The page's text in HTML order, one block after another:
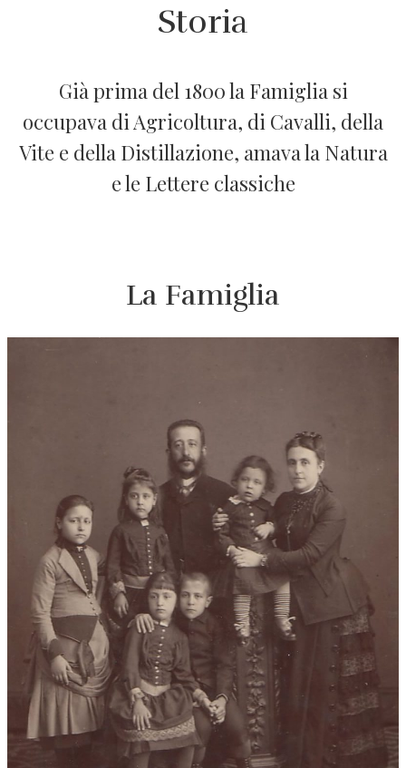
Storia
Già prima del 1800 la Famiglia si
occupava di Agricoltura, di Cavalli, della
Vite e della Distillazione, amava la Natura
e le Lettere classiche
La Famiglia